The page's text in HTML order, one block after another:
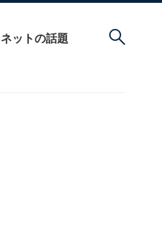
ネットの話題